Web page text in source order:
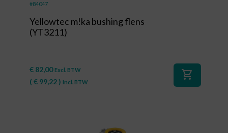
#84047
Yellowtec m!ka bushing flens
(YT3211)
€ 82,00 Excl. BTW
( € 99,22) Incl. BTW
shopping_cart